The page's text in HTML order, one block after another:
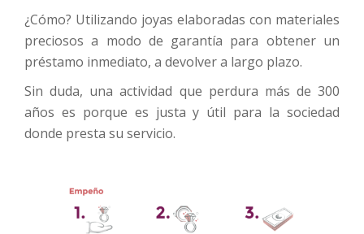
¿Cómo? Utilizando joyas elaboradas con materiales
preciosos a modo de garantía para obtener un
préstamo inmediato, a devolver a largo plazo.
Sin duda, una actividad que perdura más de 300
años es porque es justa y útil para la sociedad
donde presta su servicio.